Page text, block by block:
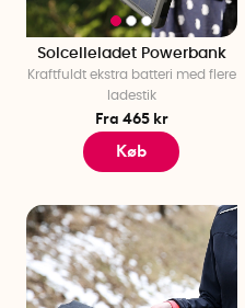
Solcelleladet Powerbank
Kraftfuldt ekstra batteri med flere
ladestik
Fra 465 kr
Køb